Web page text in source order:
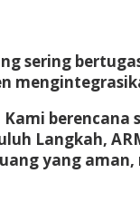
sering
berencana
Langkah,
yang